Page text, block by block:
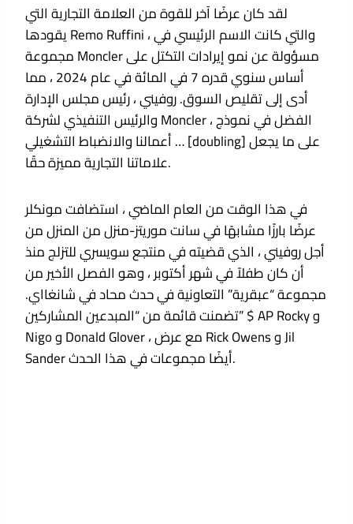
لقد كان عرضًا آخر للقوة من العلامة التجارية التي
يقودها Remo Ruffini ، والتي كانت الاسم الرئيسي في
مجموعة Moncler مسؤولة عن نمو إيرادات التكتل على
أساس سنوي قدره 7 في المائة في عام 2024 ، مما
أدى إلى تقليص السوق. روفيني ، رئيس مجلس الإدارة
والرئيس التنفيذي لشركة Moncler ، الفضل في نموذج
أعمالنا والانضباط التشغيلي … [doubling] على ما يجعل
علاماتنا التجارية مميزة حقًا.
في هذا الوقت من العام الماضي ، استضافت مونكلر
عرضًا بارزًا مشابهًا في سانت موريتز-منزل من المنزل من
أجل روفيني ، الذي قضيته في منتجع سويسري للتزلج منذ
أن كان طفلاً في شهر أكتوبر ، وهو الفصل الأخير من
مجموعة “عبقرية” التعاونية في حدث محاد في شانغااي.
تضمنت قائمة من “المبدعين المشاركين” $ AP Rocky و
Nigo و Donald Glover ، مع عرض Rick Owens و Jil
Sander أيضًا مجموعات في هذا الحدث.